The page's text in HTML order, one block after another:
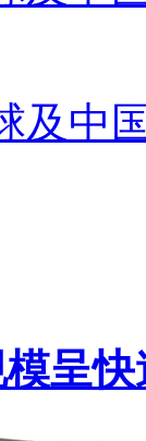
及中
呈